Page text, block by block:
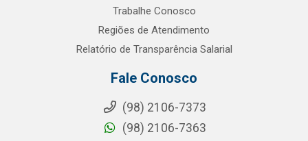
Trabalhe Conosco
Regiões de Atendimento
Relatório de Transparência Salarial
Fale Conosco
(98) 2106-7373
(98) 2106-7363